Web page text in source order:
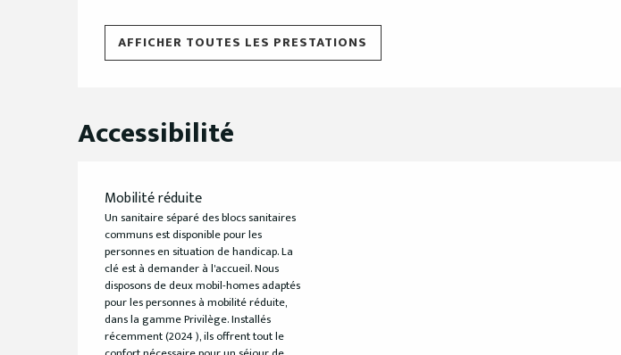
AFFICHER TOUTES LES PRESTATIONS
Accessibilité
Mobilité réduite
Un sanitaire séparé des blocs sanitaires
communs est disponible pour les
personnes en situation de handicap. La
clé est à demander à l'accueil. Nous
disposons de deux mobil-homes adaptés
pour les personnes à mobilité réduite,
dans la gamme Privilège. Installés
récemment (2024 ), ils offrent tout le